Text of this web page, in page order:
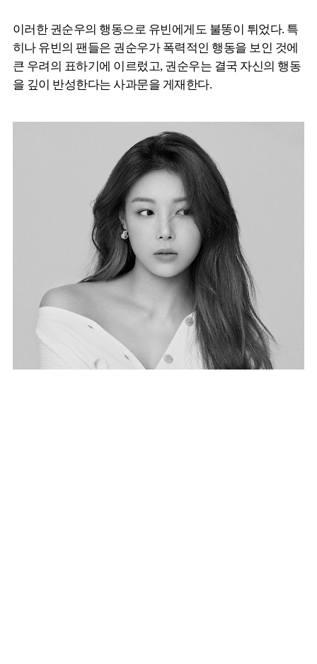
이러한 권순우의 행동으로 유빈에게도 불똥이 튀었다. 특
히나 유빈의 팬들은 권순우가 폭력적인 행동을 보인 것에
큰 우려의 표하기에 이르렀고, 권순우는 결국 자신의 행동
을 깊이 반성한다는 사과문을 게재한다.